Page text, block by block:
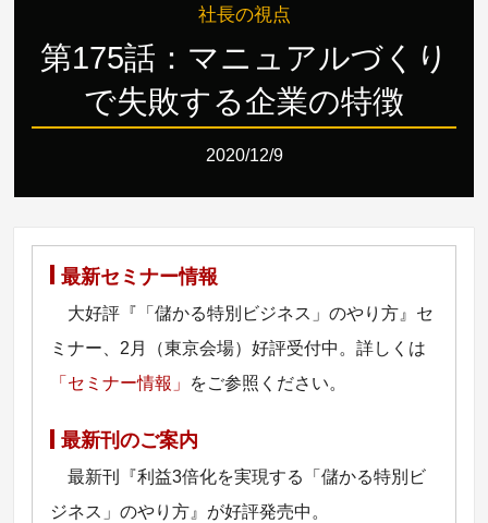
社長の視点
第175話：マニュアルづくり
で失敗する企業の特徴
2020/12/9
最新セミナー情報
大好評『「儲かる特別ビジネス」のやり方』セ
ミナー、2月（東京会場）好評受付中。詳しくは
「セミナー情報」 をご参照ください。
最新刊のご案内
最新刊『利益3倍化を実現する「儲かる特別ビ
ジネス」のやり方』が好評発売中。